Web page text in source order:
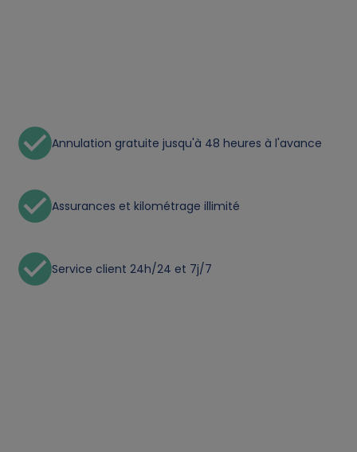
Annulation gratuite jusqu'à 48 heures à l'avance
Assurances et kilométrage illimité
Service client 24h/24 et 7j/7